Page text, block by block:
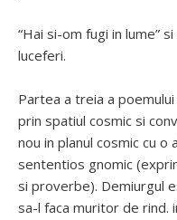
“Hai si-om fugi in lume”
luceferi.
Partea a treia a
prin spatiul cosmic si
nou in planul cosmic cu o
sententios gnomic
si proverbe). Demiurgul
sa-l faca muritor de rind.